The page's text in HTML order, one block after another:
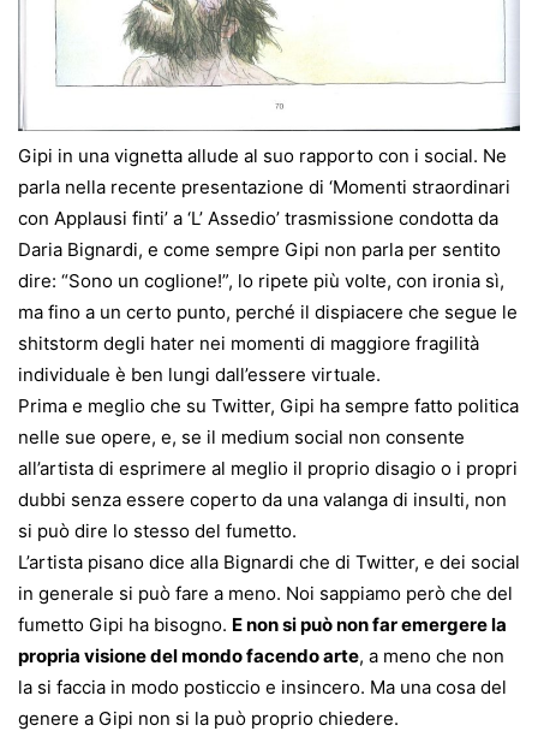
Gipi in una vignetta allude al suo rapporto con i social. Ne
parla nella recente presentazione di ‘Momenti straordinari
con Applausi finti’ a ‘L’ Assedio’ trasmissione condotta da
Daria Bignardi, e come sempre Gipi non parla per sentito
dire: “Sono un coglione!”, lo ripete più volte, con ironia sì,
ma fino a un certo punto, perché il dispiacere che segue le
shitstorm degli hater nei momenti di maggiore fragilità
individuale è ben lungi dall’essere virtuale.
Prima e meglio che su Twitter, Gipi ha sempre fatto politica
nelle sue opere, e, se il medium social non consente
all’artista di esprimere al meglio il proprio disagio o i propri
dubbi senza essere coperto da una valanga di insulti, non
si può dire lo stesso del fumetto.
L’artista pisano dice alla Bignardi che di Twitter, e dei social
in generale si può fare a meno. Noi sappiamo però che del
fumetto Gipi ha bisogno. E non si può non far emergere la
propria visione del mondo facendo arte, a meno che non
la si faccia in modo posticcio e insincero. Ma una cosa del
genere a Gipi non si la può proprio chiedere.